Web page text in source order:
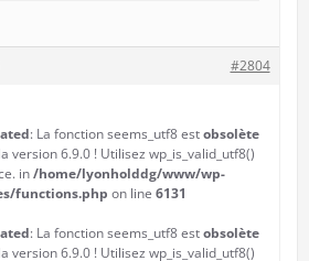
#2804
: La fonction seems_utf8 estobsolète
version 6.9.0 ! Utilisez wp_is_valid_utf8()
in/home/lyonholddg/www/wp-
functions.php on line 6131
: La fonction seems_utf8 estobsolète
version 6.9.0 ! Utilisez wp_is_valid_utf8()